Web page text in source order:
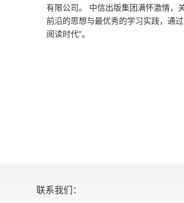
想要读懂一篇童话，你得拥有99岁
太空与南极 ——两本让你的孩子爱
有限公司。 中信出版集团满怀激情，
前沿的思想与最优秀的学习实践，通
阅读时代”。
联系我们：